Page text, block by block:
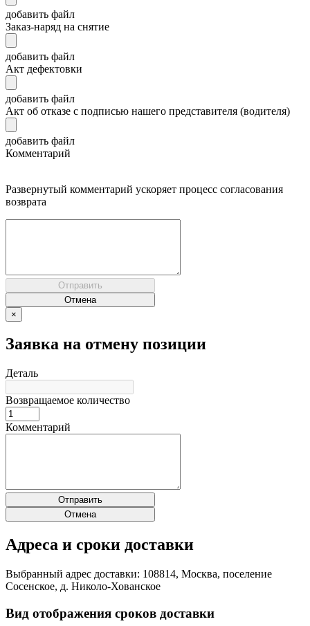
добавить файл
Заказ-наряд на снятие
добавить файл
Акт дефектовки
добавить файл
Акт об отказе с подписью нашего представителя (водителя)
добавить файл
Комментарий
Развернутый комментарий ускоряет процесс согласования
возврата
Отправить
Отмена
×
Заявка на отмену позиции
Деталь
Возвращаемое количество
Комментарий
Отправить
Отмена
Адреса и сроки доставки
Выбранный адрес доставки: 108814, Москва, поселение
Сосенское, д. Николо-Хованское
Вид отображения сроков доставки